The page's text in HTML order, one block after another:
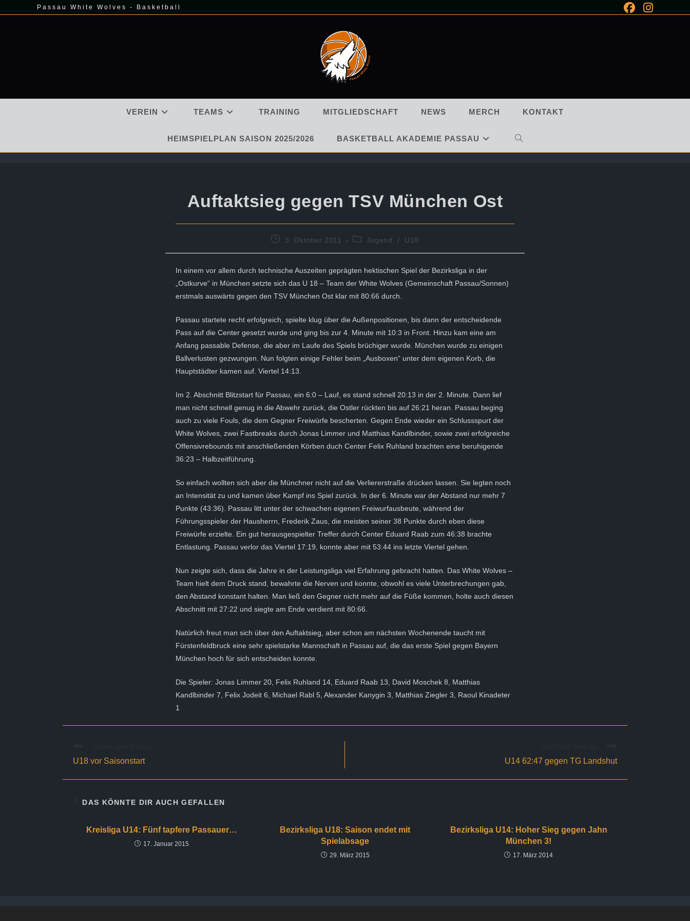
Passau White Wolves - Basketball
VEREIN TEAMS TRAINING MITGLIEDSCHAFT NEWS MERCH KONTAKT
HEIMSPIELPLAN SAISON 2025/2026 BASKETBALL AKADEMIE PASSAU WEBSITE-
Auftaktsieg gegen TSV München Ost
Beitrag3. Oktober 2011
Beitrags-
Jugend / U18
In einem vor allem durch technische Auszeiten geprägten hektischen Spiel der Bezirksliga in der
„Ostkurve“ in München setzte sich das U 18 – Team der White Wolves (Gemeinschaft Passau/Sonnen)
erstmals auswärts gegen den TSV München Ost klar mit 80:66 durch.
Passau startete recht erfolgreich, spielte klug über die Außenpositionen, bis dann der entscheidende
Pass auf die Center gesetzt wurde und ging bis zur 4. Minute mit 10:3 in Front. Hinzu kam eine am
Anfang passable Defense, die aber im Laufe des Spiels brüchiger wurde. München wurde zu einigen
Ballverlusten gezwungen. Nun folgten einige Fehler beim „Ausboxen“ unter dem eigenen Korb, die
Hauptstädter kamen auf. Viertel 14:13.
Im 2. Abschnitt Blitzstart für Passau, ein 6:0 – Lauf, es stand schnell 20:13 in der 2. Minute. Dann lief
man nicht schnell genug in die Abwehr zurück, die Ostler rückten bis auf 26:21 heran. Passau beging
auch zu viele Fouls, die dem Gegner Freiwürfe bescherten. Gegen Ende wieder ein Schlussspurt der
White Wolves, zwei Fastbreaks durch Jonas Limmer und Matthias Kandlbinder, sowie zwei erfolgreiche
Offensivrebounds mit anschließenden Körben duch Center Felix Ruhland brachten eine beruhigende
36:23 – Halbzeitführung.
So einfach wollten sich aber die Münchner nicht auf die Verliererstraße drücken lassen. Sie legten noch
an Intensität zu und kamen über Kampf ins Spiel zurück. In der 6. Minute war der Abstand nur mehr 7
Punkte (43:36). Passau litt unter der schwachen eigenen Freiwurfausbeute, während der
Führungsspieler der Hausherrn, Frederik Zaus, die meisten seiner 38 Punkte durch eben diese
Freiwürfe erzielte. Ein gut herausgespielter Treffer durch Center Eduard Raab zum 46:38 brachte
Entlastung. Passau verlor das Viertel 17:19, konnte aber mit 53:44 ins letzte Viertel gehen.
Nun zeigte sich, dass die Jahre in der Leistungsliga viel Erfahrung gebracht hatten. Das White Wolves –
Team hielt dem Druck stand, bewahrte die Nerven und konnte, obwohl es viele Unterbrechungen gab,
den Abstand konstant halten. Man ließ den Gegner nicht mehr auf die Füße kommen, holte auch diesen
Abschnitt mit 27:22 und siegte am Ende verdient mit 80:66.
Natürlich freut man sich über den Auftaktsieg, aber schon am nächsten Wochenende taucht mit
Fürstenfeldbruck eine sehr spielstarke Mannschaft in Passau auf, die das erste Spiel gegen Bayern
München hoch für sich entscheiden konnte.
Die Spieler: Jonas Limmer 20, Felix Ruhland 14, Eduard Raab 13, David Moschek 8, Matthias
Kandlbinder 7, Felix Jodeit 6, Michael Rabl 5, Alexander Kanygin 3, Matthias Ziegler 3, Raoul Kinadeter
1
ansehen
U18 vor Saisonstart U14 62:47 gegen TG Landshut
DAS KÖNNTE DIR AUCH GEFALLEN
Kreisliga U14: Fünf tapfere Passauer…
17. Januar 2015
Bezirksliga U18: Saison endet mit
Spielabsage
29. März 2015
Bezirksliga U14: Hoher Sieg gegen Jahn
München 3!
17. März 2014